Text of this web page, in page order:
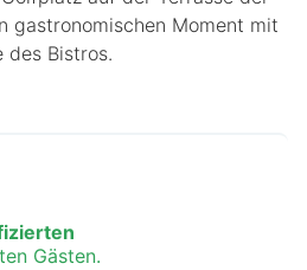
gastronomischen Moment mit
des Bistros.
Gästen.